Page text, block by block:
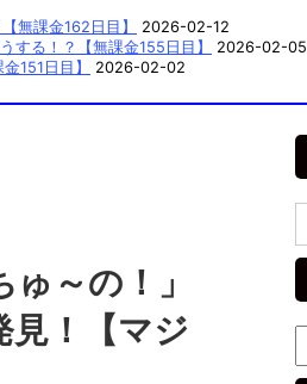
無課金162日目】
2026-02-12
する！？【無課金155日目】
2026-02-05
151日目】
2026-02-02
～の！」
！【マジ